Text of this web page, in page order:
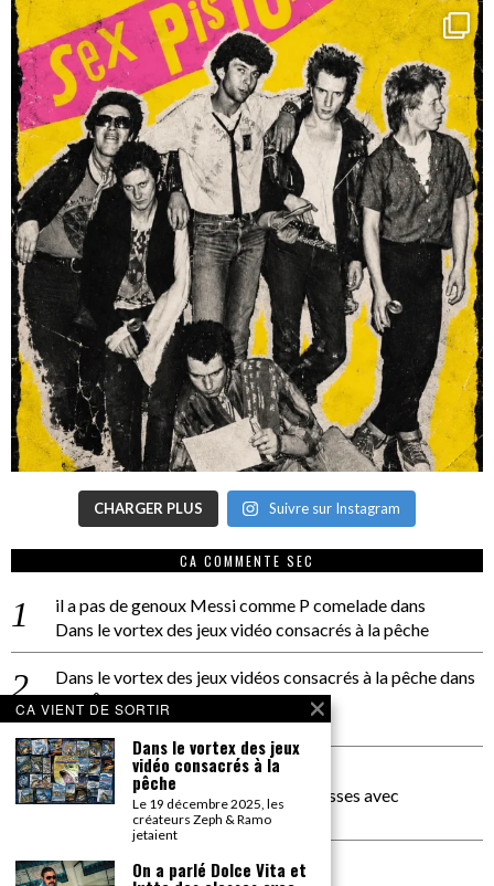
CHARGER PLUS Suivre sur Instagram
CA COMMENTE SEC
il a pas de genoux Messi comme P comeladedans
Dans le vortex des jeux vidéo consacrés à la pêche
Dans le vortex des jeux vidéos consacrés à la pêchedans
PACÔME THIELLEMENT
La séance d’Hip Gnose
La Patrie
dans
On a parlé Dolce Vita et lutte des classes avec
Bernardino Femminielli
carte noire negra à l'o tiededans
CA VIENT DE SORTIR
Dans le vortex des jeux
vidéo consacrés à la
pêche
Le 19 décembre 2025, les
créateurs Zeph & Ramo
jetaient
On a parlé Dolce Vita et